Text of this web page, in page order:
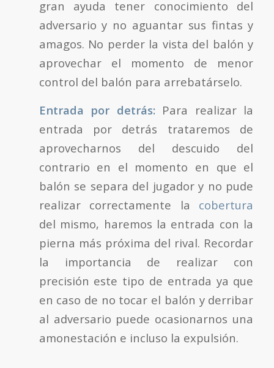
gran ayuda tener conocimiento del
adversario y no aguantar sus fintas y
amagos. No perder la vista del balón y
aprovechar el momento de menor
control del balón para arrebatárselo.
Entrada por detrás: Para realizar la
entrada por detrás trataremos de
aprovecharnos del descuido del
contrario en el momento en que el
balón se separa del jugador y no pude
realizar correctamente la cobertura
del mismo, haremos la entrada con la
pierna más próxima del rival. Recordar
la importancia de realizar con
precisión este tipo de entrada ya que
en caso de no tocar el balón y derribar
al adversario puede ocasionarnos una
amonestación e incluso la expulsión.